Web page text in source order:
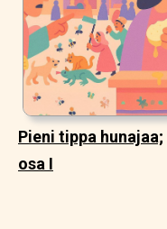
Pieni tippa hunajaa;
osa I